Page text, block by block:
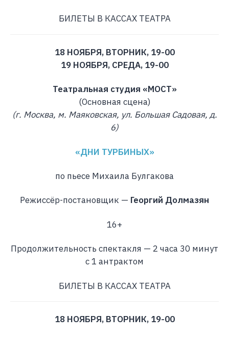
БИЛЕТЫ В КАССАХ ТЕАТРА
18 НОЯБРЯ, ВТОРНИК, 19-00
19 НОЯБРЯ, СРЕДА, 19-00
Театральная студия «МОСТ»
(Основная сцена)
(г. Москва, м. Маяковская, ул. Большая Садовая, д.
6)
«ДНИ ТУРБИНЫХ»
по пьесе Михаила Булгакова
Режиссёр-постановщик — Георгий Долмазян
16+
Продолжительность спектакля — 2 часа 30 минут
с 1 антрактом
БИЛЕТЫ В КАССАХ ТЕАТРА
18 НОЯБРЯ, ВТОРНИК, 19-00